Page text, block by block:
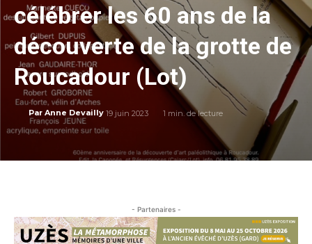
célébrer les 60 ans de la
découverte de la grotte de
Roucadour (Lot)
Par Anne Devailly 19 juin 2023 1 min. de lecture
- Partenaires -